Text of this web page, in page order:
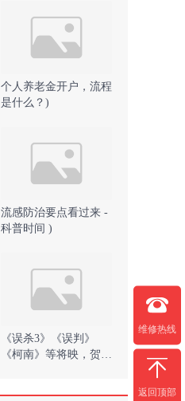
个人养老金开户，流程
是什么？)
流感防治要点看过来 -
科普时间 )
《误杀3》《误判》
《柯南》等将映，贺岁
维修热线
返回顶部